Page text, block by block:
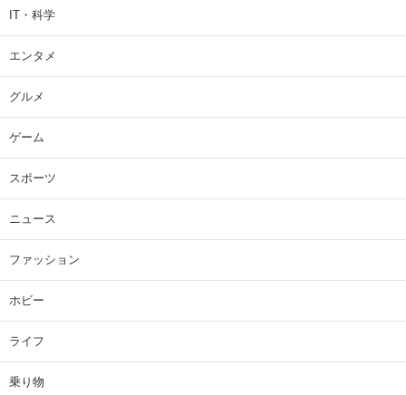
IT・科学
エンタメ
グルメ
ゲーム
スポーツ
ニュース
ファッション
ホビー
ライフ
乗り物